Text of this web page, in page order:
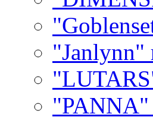
"Janlynn"
"PANNA"